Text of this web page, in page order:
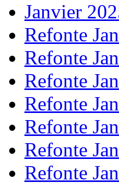
Janvier
Refonte
Refonte
Refonte
Refonte
Refonte
Refonte
Refonte